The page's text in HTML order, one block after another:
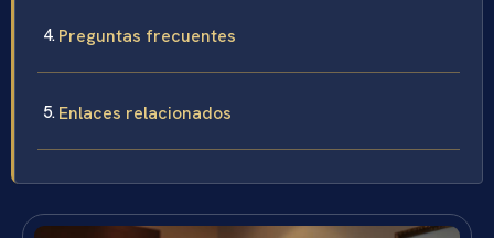
Preguntas frecuentes
Enlaces relacionados